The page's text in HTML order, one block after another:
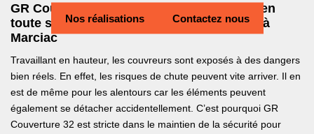
Nos réalisations Contactez nous
GR Couverture 32 pour des interventions en
toute sécurité pour vos travaux de toiture à
Marciac
Travaillant en hauteur, les couvreurs sont exposés à des dangers
bien réels. En effet, les risques de chute peuvent vite arriver. Il en
est de même pour les alentours car les éléments peuvent
également se détacher accidentellement. C’est pourquoi GR
Couverture 32 est stricte dans le maintien de la sécurité pour